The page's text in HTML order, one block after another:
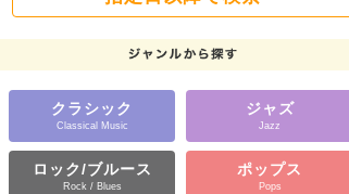
クラシック
Classical Music
ジャズ
Jazz
ロック/ブルース
Rock / Blues
ポップス
Pops